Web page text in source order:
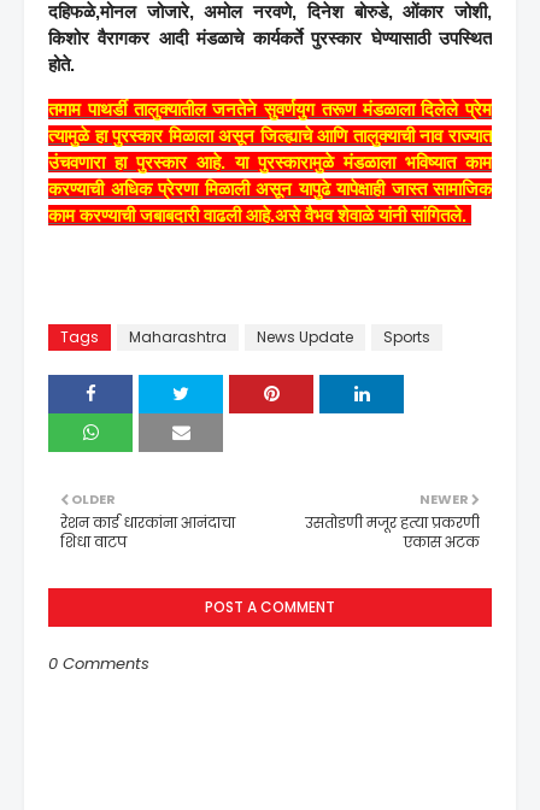
दहिफळे,मोनल जोजारे, अमोल नरवणे, दिनेश बोरुडे, ओंकार जोशी,
किशोर वैरागकर आदी मंडळाचे कार्यकर्ते पुरस्कार घेण्यासाठी उपस्थित
होते.
तमाम पाथर्डी तालुक्यातील जनतेने सुवर्णयुग तरूण मंडळाला दिलेले प्रेम
त्यामुळे हा पुरस्कार मिळाला असून जिल्ह्याचे आणि तालुक्याची नाव राज्यात
उंचवणारा हा पुरस्कार आहे. या पुरस्कारामुळे मंडळाला भविष्यात काम
करण्याची अधिक प्रेरणा मिळाली असून यापुढे यापेक्षाही जास्त सामाजिक
काम करण्याची जबाबदारी वाढली आहे.असे वैभव शेवाळे यांनी सांगितले.
Tags Maharashtra News Update Sports
NEWER
उसतोडणी मजूर हत्या प्रकरणी
एकास अटक
OLDER
रेशन कार्ड धारकांना आनंदाचा
शिधा वाटप
POST A COMMENT
0 Comments